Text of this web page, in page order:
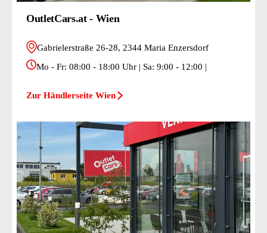
OutletCars.at - Wien
Gabrielerstraße 26-28, 2344 Maria Enzersdorf
Mo - Fr: 08:00 - 18:00 Uhr | Sa: 9:00 - 12:00 |
Zur Händlerseite Wien